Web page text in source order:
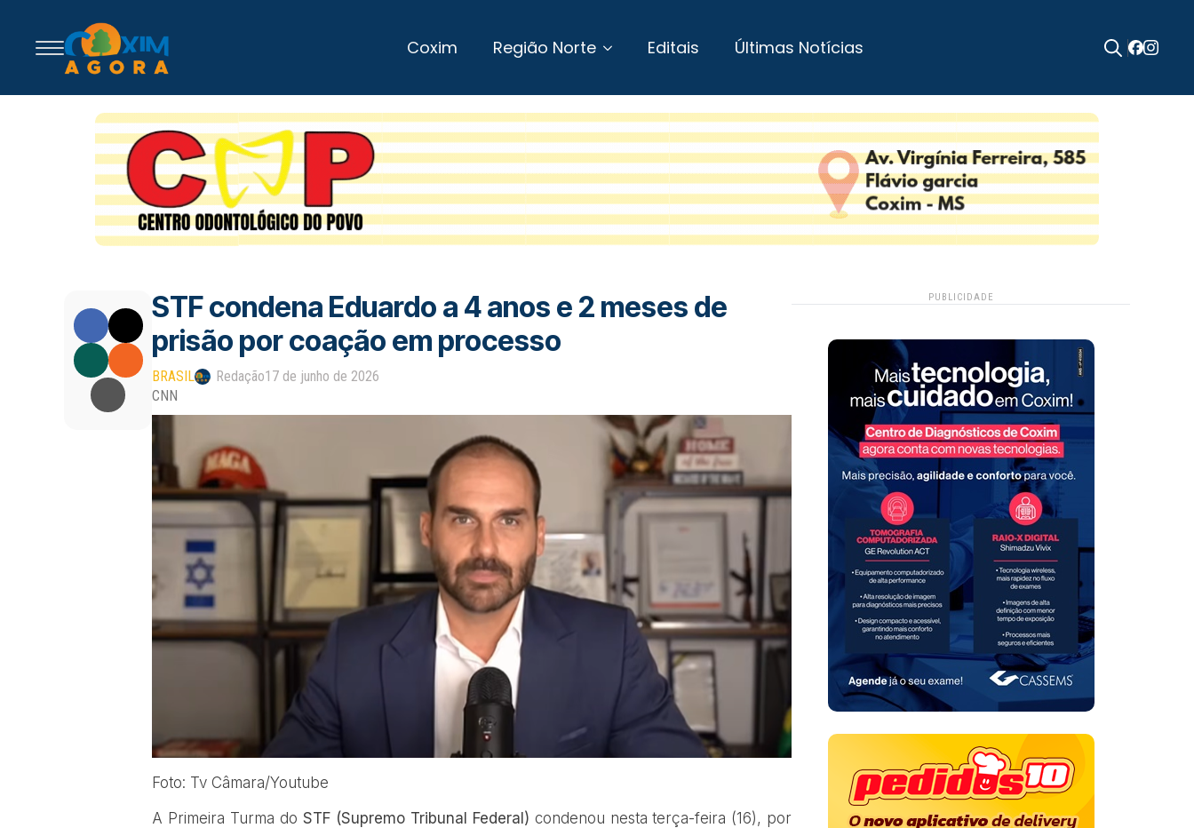
Coxim Região Norte Editais Últimas Notícias
STF condena Eduardo a 4 anos e 2 meses de
prisão por coação em processo
BRASIL Redação17 de junho de 2026
CNN
Foto: Tv Câmara/Youtube
A Primeira Turma do STF (Supremo Tribunal Federal) condenou nesta terça-feira (16), por
PUBLICIDADE